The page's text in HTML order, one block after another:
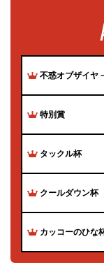
不惑オブザイヤ
特別賞
タックル杯
クールダウン杯
カッコーのひな